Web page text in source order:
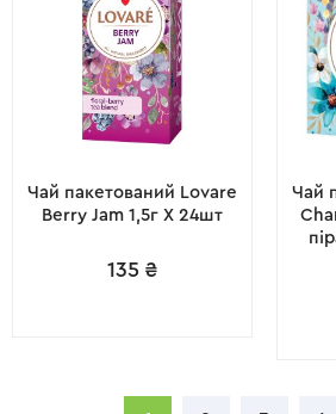
Чай пакетований Lovare
Berry Jam 1,5г X 24шт
135 ₴
Чай